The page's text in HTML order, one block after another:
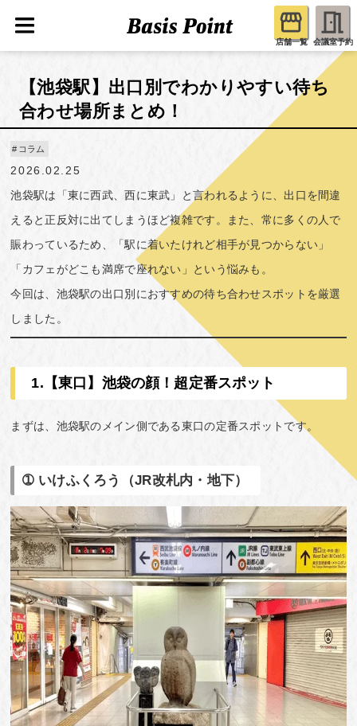
店舗一覧 会議室予約
【池袋駅】出口別でわかりやすい待ち
合わせ場所まとめ！
コラム
2026.02.25
池袋駅は「東に西武、西に東武」と言われるように、出口を間違
えると正反対に出てしまうほど複雑です。また、常に多くの人で
賑わっているため、「駅に着いたけれど相手が見つからない」
「カフェがどこも満席で座れない」という悩みも。
今回は、池袋駅の出口別におすすめの待ち合わせスポットを厳選
しました。
1.【東口】池袋の顔！超定番スポット
まずは、池袋駅のメイン側である東口の定番スポットです。
➀ いけふくろう（JR改札内・地下）